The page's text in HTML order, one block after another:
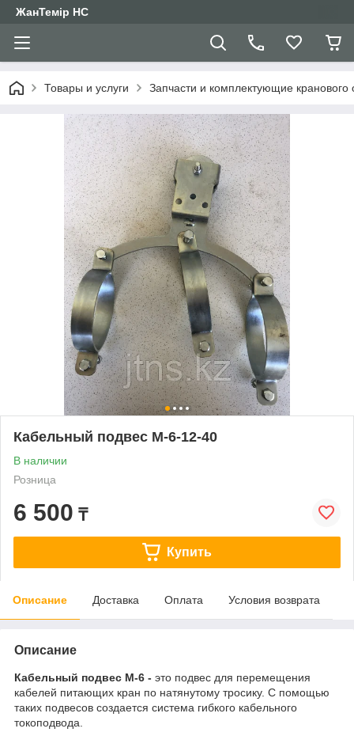
ЖанТемір НС
Товары и услуги Запчасти и комплектующие кранового
Кабельный подвес М-6-12-40
В наличии
Розница
6 500 ₸
Купить
Описание Доставка Оплата Условия возврата
Описание
Кабельный подвес М-6 - это подвес для перемещения
кабелей питающих кран по натянутому тросику. С помощью
таких подвесов создается система гибкого кабельного
токоподвода.